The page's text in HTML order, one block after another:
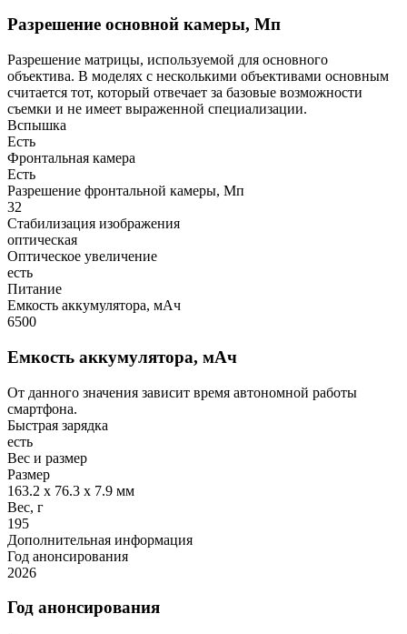
Разрешение основной камеры, Мп
Разрешение матрицы, используемой для основного
объектива. В моделях с несколькими объективами основным
считается тот, который отвечает за базовые возможности
съемки и не имеет выраженной специализации.
Вспышка
Есть
Фронтальная камера
Есть
Разрешение фронтальной камеры, Мп
32
Стабилизация изображения
оптическая
Оптическое увеличение
есть
Питание
Емкость аккумулятора, мАч
6500
Емкость аккумулятора, мАч
От данного значения зависит время автономной работы
смартфона.
Быстрая зарядка
есть
Вес и размер
Размер
163.2 х 76.3 х 7.9 мм
Вес, г
195
Дополнительная информация
Год анонсирования
2026
Год анонсирования